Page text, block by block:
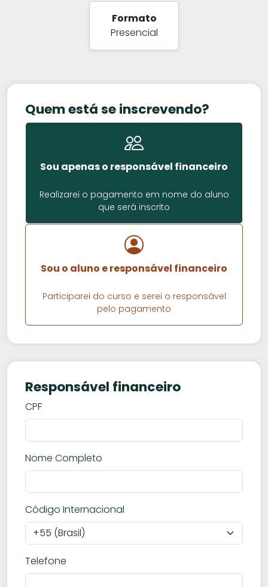
Formato
Presencial
Quem está se inscrevendo?
Sou apenas o responsável financeiro
Realizarei o pagamento em nome do aluno
que será inscrito
Sou o aluno e responsável financeiro
Participarei do curso e serei o responsável
pelo pagamento
Responsável financeiro
CPF
Nome Completo
Código Internacional
Telefone